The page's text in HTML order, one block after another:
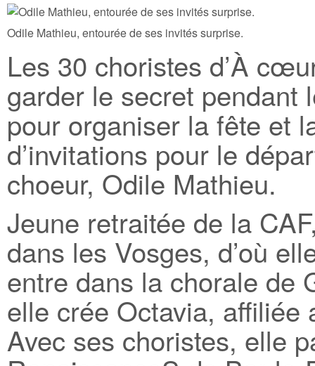
Odile Mathieu, entourée de ses invités surprise.
Les 30 choristes d’À
garder le secret pendant
pour organiser la fête et
d’invitations pour le
choeur, Odile Mathieu.
Jeune retraitée de la
dans les Vosges, d’où
entre dans la chorale de
elle crée Octavia,
Avec ses choristes, elle